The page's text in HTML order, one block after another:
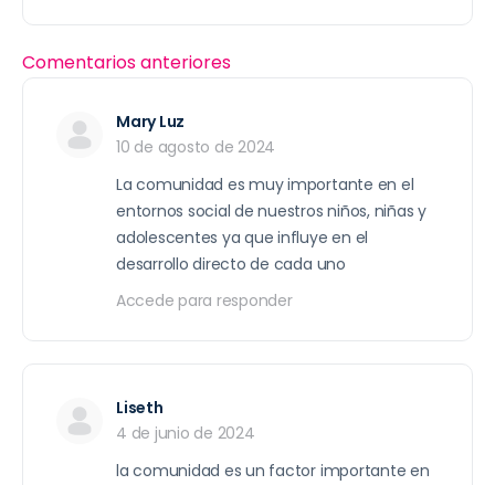
Comentarios anteriores
Mary Luz
10 de agosto de 2024
La comunidad es muy importante en el
entornos social de nuestros niños, niñas y
adolescentes ya que influye en el
desarrollo directo de cada uno
Accede para responder
Liseth
4 de junio de 2024
la comunidad es un factor importante en